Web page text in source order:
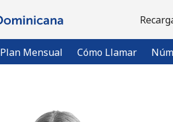
Plan Mensual Cómo Llamar